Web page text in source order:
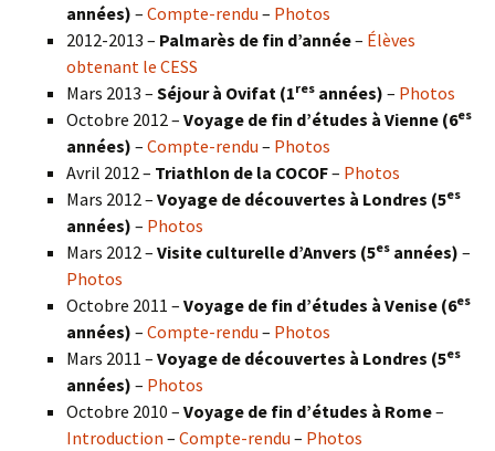
années) – Compte-rendu – Photos
2012-2013 – Palmarès de fin d’année– Élèves
obtenant le CESS
Mars 2013 – Séjour à Ovifat (1res années) – Photos
Octobre 2012 – Voyage de fin d’études à Vienne (6es
années) – Compte-rendu – Photos
Avril 2012 – Triathlon de la COCOF– Photos
Mars 2012 – Voyage de découvertes à Londres (5es
années) – Photos
Mars 2012 – Visite culturelle d’Anvers (5es années) –
Photos
Octobre 2011 – Voyage de fin d’études à Venise (6es
années) – Compte-rendu – Photos
Mars 2011 – Voyage de découvertes à Londres (5es
années) – Photos
Octobre 2010 – Voyage de fin d’études à Rome–
Introduction – Compte-rendu – Photos